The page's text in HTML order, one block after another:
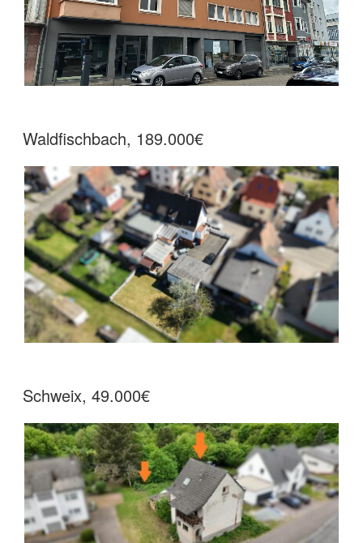
Waldfischbach, 189.000€
Schweix, 49.000€